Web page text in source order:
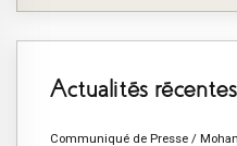
Actualités récentes
Communiqué de Presse /